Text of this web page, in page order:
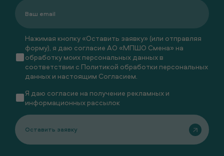
Нажимая кнопку «Оставить заявку» (или отправляя
форму), я даю согласие АО «МПШО Смена» на
обработку моих персональных данных в
соответствии с Политикой обработки персональных
данных и настоящим Согласием.
Я даю согласие на получение рекламных и
информационных рассылок
Оставить заявку